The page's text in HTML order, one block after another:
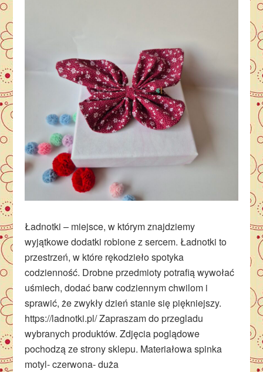
Ładnotki – miejsce, w którym znajdziemy
wyjątkowe dodatki robione z sercem. Ładnotki to
przestrzeń, w które rękodzieło spotyka
codzienność. Drobne przedmioty potrafią wywołać
uśmiech, dodać barw codziennym chwilom i
sprawić, że zwykły dzień stanie się piękniejszy.
https://ladnotki.pl/ Zapraszam do przegladu
wybranych produktów. Zdjęcia poglądowe
pochodzą ze strony sklepu. Materiałowa spinka
motyl- czerwona- duża